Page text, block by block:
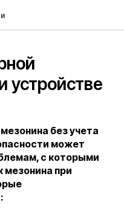
устройстве
без учета
может
с которыми
мезонина при